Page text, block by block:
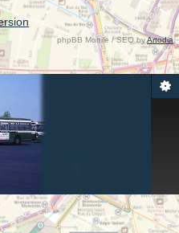
phpBB Mobile / SEO byArtodia.